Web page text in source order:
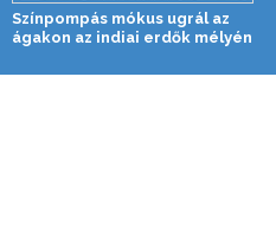
Színpompás mókus ugrál az
ágakon az indiai erdők mélyén